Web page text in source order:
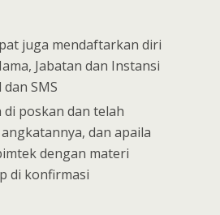
juga mendaftarkan diri
Jabatan dan Instansi
dan SMS
di poskan dan telah
dan apaila
dengan materi
di konfirmasi